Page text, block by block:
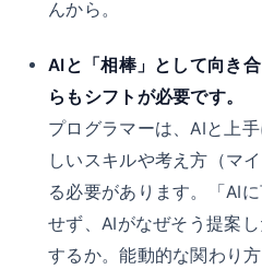
んから。
AIと「相棒」として向き
らもシフトが必要です。
プログラマーは、AIと上
しいスキルや考え方（マ
る必要があります。「AI
せず、AIがなぜそう提案
するか。能動的な関わり